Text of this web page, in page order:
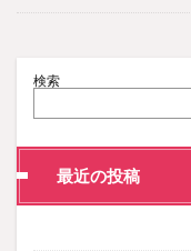
検索
最近の投稿